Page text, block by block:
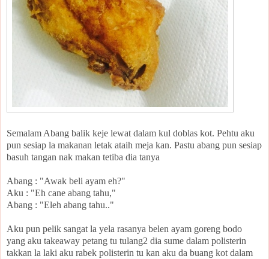
Semalam Abang balik keje lewat dalam kul doblas kot. Pehtu aku
pun sesiap la makanan letak ataih meja kan. Pastu abang pun sesiap
basuh tangan nak makan tetiba dia tanya
Abang : "Awak beli ayam eh?"
Aku : "Eh cane abang tahu,"
Abang : "Eleh abang tahu.."
Aku pun pelik sangat la yela rasanya belen ayam goreng bodo
yang aku takeaway petang tu tulang2 dia sume dalam polisterin
takkan la laki aku rabek polisterin tu kan aku da buang kot dalam